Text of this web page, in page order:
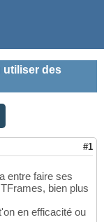
utiliser des
#1
entre faire ses
bien plus
en efficacité ou